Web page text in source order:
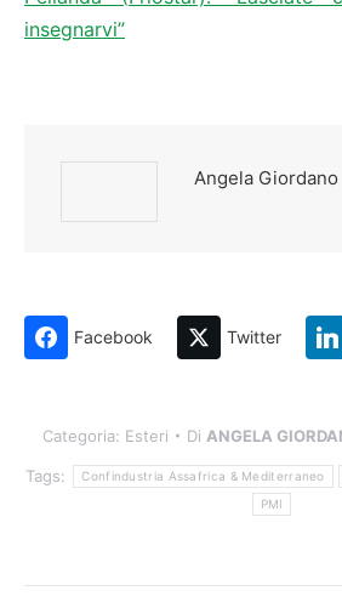
insegnarvi”
Angela Giordano
Facebook Twitter
Categoria: Esteri Di ANGELA
Tags: Confindustria Assafrica & Mediterraneo
PMI